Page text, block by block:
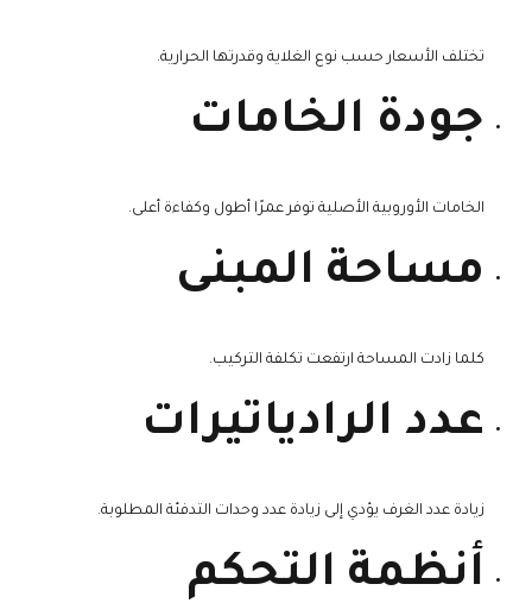
تختلف الأسعار حسب نوع الغلاية وقدرتها الحرارية.
جودة الخامات
الخامات الأوروبية الأصلية توفر عمرًا أطول وكفاءة أعلى.
مساحة المبنى
كلما زادت المساحة ارتفعت تكلفة التركيب.
عدد الرادياتيرات
زيادة عدد الغرف يؤدي إلى زيادة عدد وحدات التدفئة المطلوبة.
أنظمة التحكم